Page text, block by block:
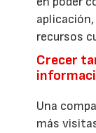
recursos
Crecer
Una
más